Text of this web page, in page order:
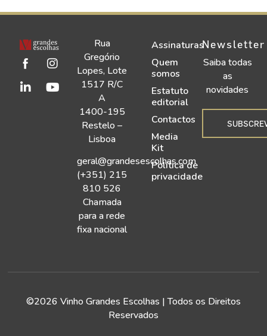
Rua
Gregório
Lopes, Lote
1517 R/C
A
1400-195
Restelo –
Lisboa
geral@grandesescolhas.com
(+351) 215
810 526
Chamada
para a rede
fixa nacional
Assinaturas
Quem
somos
Estatuto
editorial
Contactos
Media
Kit
Política de
privacidade
Newsletter
Saiba todas
as
novidades
©2026 Vinho Grandes Escolhas | Todos os Direitos
Reservados